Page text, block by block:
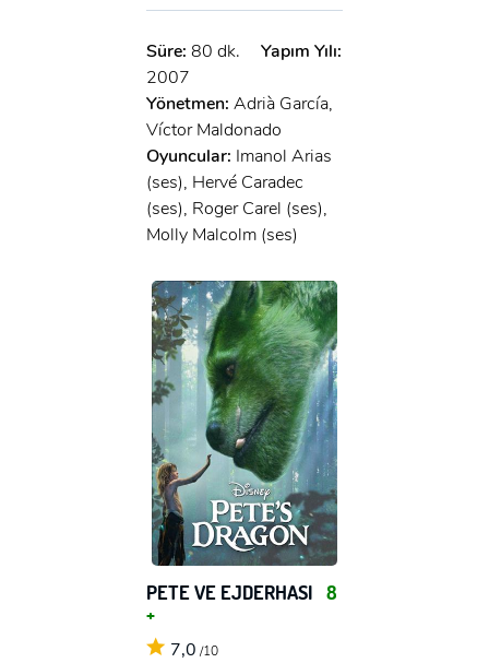
Şifre:
Beni Hatırla Şifremi Unuttum ?
E-Posta:
Şifre:
GIRIŞ
Süre: 80 dk.
Yapım Yılı:
2007
Yönetmen: Adrià García,
Víctor Maldonado
Oyuncular: Imanol Arias
(ses), Hervé Caradec
(ses), Roger Carel (ses),
Molly Malcolm (ses)
PETE VE EJDERHASI 8
+
7,0 /10